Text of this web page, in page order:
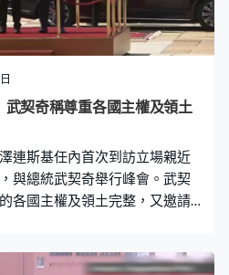
契奇稱尊重各國主權及領土
連斯基任內首次到訪立場親近
與總統武契奇舉行峰會。武契
各國主權及領土完整，又邀請
後奏起雙方國歌，又一同檢閱